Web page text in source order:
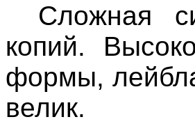
Сложная
копий.
формы,
велик.